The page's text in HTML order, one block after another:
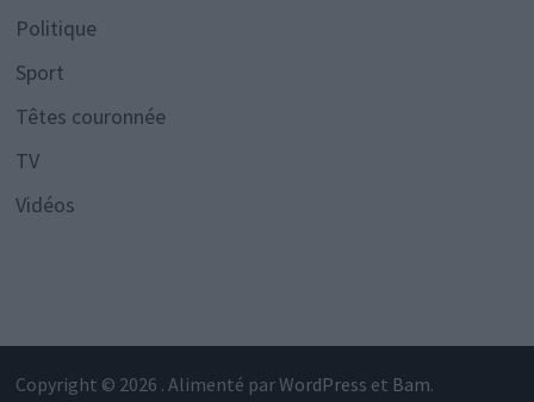
Politique
Sport
Têtes couronnée
TV
Vidéos
Copyright © 2026 . Alimenté parWordPress et Bam.